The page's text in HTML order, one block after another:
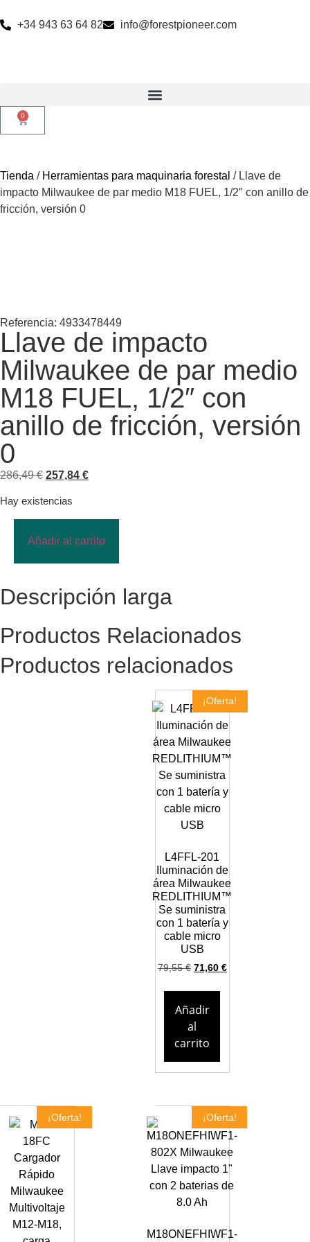
+34 943 63 64 82 info@forestpioneer.com
0
Tienda / Herramientas para maquinaria forestal / Llave de
impacto Milwaukee de par medio M18 FUEL, 1/2″ con anillo de
fricción, versión 0
Referencia: 4933478449
Llave de impacto
Milwaukee de par medio
M18 FUEL, 1/2″ con
anillo de fricción, versión
0
286,49€ 257,84 €
Hay existencias
Añadir al carrito
Descripción larga
Productos Relacionados
Productos relacionados
¡Oferta!
L4FFL-201
Iluminación de
área Milwaukee
REDLITHIUM™
Se suministra
con 1 batería y
cable micro
USB
79,55€ 71,60 €
Añadir
al
carrito
¡Oferta! ¡Oferta!
M18ONEFHIWF1-